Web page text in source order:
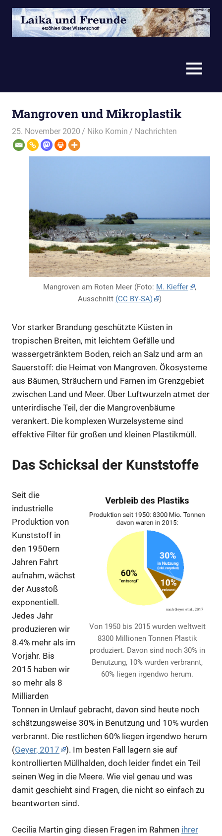
Zum
Inhalt
springen
Freunde
MENÜ
Mangroven und Mikroplastik
25. November 2020 Niko Komin Nachrichten
Mangroven am Roten Meer (Foto: M. Kieffer
,
Ausschnitt (CC BY-SA) )
Vor starker Brandung geschützte Küsten in
tropischen Breiten, mit leichtem Gefälle und
wassergetränktem Boden, reich an Salz und arm an
Sauerstoff: die Heimat von Mangroven. Ökosysteme
aus Bäumen, Sträuchern und Farnen im Grenzgebiet
zwischen Land und Meer. Über Luftwurzeln atmet der
unterirdische Teil, der die Mangrovenbäume
verankert. Die komplexen Wurzelsysteme sind
effektive Filter für großen und kleinen Plastikmüll.
Das Schicksal der Kunststoffe
Von 1950 bis 2015 wurden weltweit
8300 Millionen Tonnen Plastik
produziert. Davon sind noch 30% in
Benutzung, 10% wurden verbrannt,
60% liegen irgendwo herum.
Seit die
industrielle
Produktion von
Kunststoff in
den 1950ern
Jahren Fahrt
aufnahm, wächst
der Ausstoß
exponentiell.
Jedes Jahr
produzieren wir
8.4% mehr als im
Vorjahr. Bis
2015 haben wir
so mehr als 8
Milliarden
Tonnen in Umlauf gebracht, davon sind heute noch
schätzungsweise 30% in Benutzung und 10% wurden
verbrannt. Die restlichen 60% liegen irgendwo herum
(Geyer, 2017
). Im besten Fall lagern sie auf
kontrollierten Müllhalden, doch leider findet ein Teil
seinen Weg in die Meere. Wie viel genau und was
damit geschieht sind Fragen, die nicht so einfach zu
beantworten sind.
Cecilia Martin ging diesen Fragen im Rahmen ihrer